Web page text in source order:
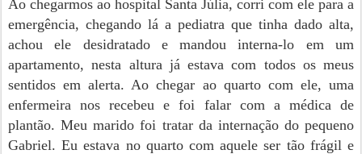
Ao chegarmos ao hospital Santa Júlia, corri com ele para a
emergência, chegando lá a pediatra que tinha dado alta,
achou ele desidratado e mandou interna-lo em um
apartamento, nesta altura já estava com todos os meus
sentidosem alerta. Ao chegar ao quarto com ele, uma
enfermeira nos recebeu e foi falar com a médica de
plantão. Meu marido foi tratar da internação do pequeno
Gabriel. Eu estava no quarto com aquele ser tão frágil e